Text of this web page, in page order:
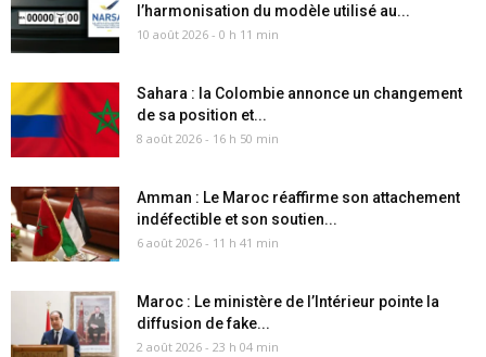
l’harmonisation du modèle utilisé au...
10 août 2026 - 0 h 11 min
Sahara : la Colombie annonce un changement
de sa position et...
8 août 2026 - 16 h 50 min
Amman : Le Maroc réaffirme son attachement
indéfectible et son soutien...
6 août 2026 - 11 h 41 min
Maroc : Le ministère de l’Intérieur pointe la
diffusion de fake...
2 août 2026 - 23 h 04 min